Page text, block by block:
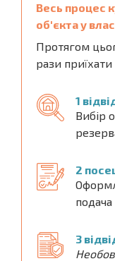
Весь процес
об'єкта у
Протягом
рази
1
Вибір
2
3